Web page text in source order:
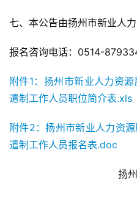
七、本公告由扬州市新业人
报名咨询电话：0514-
附件1：扬州市新业人力资
遣制工作人员职位简介表.xls
附件2：扬州市新业人力资
遣制工作人员报名表.doc
扬